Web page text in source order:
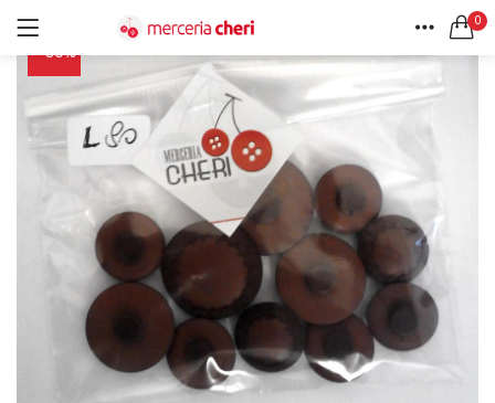
0
HOME
ACCOUNT
ACCEDI REGISTRATI
Ricordami
Password dimenticata?
CERCA IN:
Tutte le categorie
Accessori Design (56)
Accessori merceria (94)
Cesti portalavoro (8)
Aghi e spilli (24)
Applicazioni (26)
Borse (6)
Bottoni Vintage (204)
Lotti di Bottoni vintage (27)
Bottoni/alamari/automatici (46)
-30%